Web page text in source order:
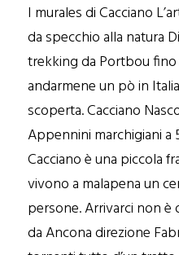
I murales di Cacciano
da specchio alla natura
trekking da Portbou fino
andarmene un pò in
scoperta. Cacciano
Appennini marchigiani a
Cacciano è una piccola
vivono a malapena un
persone. Arrivarci non è
da Ancona direzione